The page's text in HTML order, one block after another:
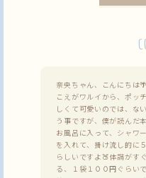
奈央ちゃん、こんにちは
こえがワルイから、ポッ
しくて可愛いのでは、な
う事ですが、僕が読んだ
お風呂に入って、シャワ
を入れて、掛け流し的に
らしいですよ🍑体調がす
る、１袋１００円ぐらい